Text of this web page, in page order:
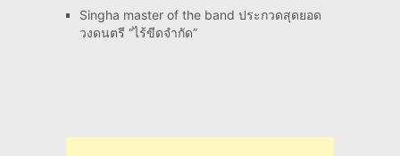
Singha master of the band ประกวดสุดยอด
วงดนตรี “ไร้ขีดจำกัด”